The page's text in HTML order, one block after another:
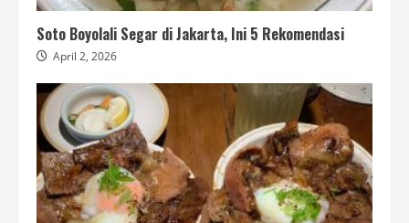
Soto Boyolali Segar di Jakarta, Ini 5 Rekomendasi
April 2, 2026